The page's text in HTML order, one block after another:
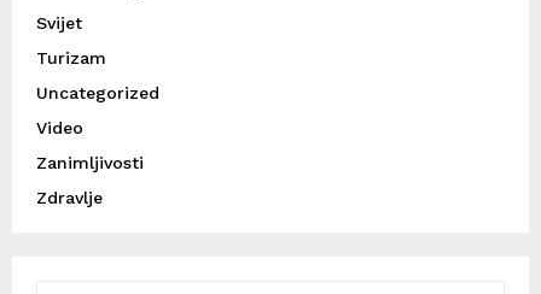
Svijet
Turizam
Uncategorized
Video
Zanimljivosti
Zdravlje